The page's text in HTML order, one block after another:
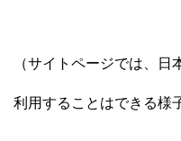
（サイトページでは、日
利用することはできる様